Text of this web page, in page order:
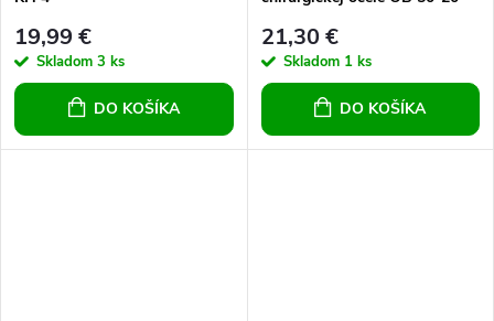
19,99 €
Skladom 3 ks
DO KOŠÍKA
21,30 €
Skladom 1 ks
DO KOŠÍKA